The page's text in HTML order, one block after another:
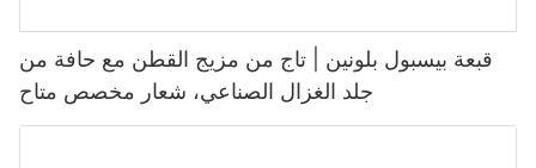
قبعة بيسبول بلونين | تاج من مزيج القطن مع حافة من
جلد الغزال الصناعي، شعار مخصص متاح